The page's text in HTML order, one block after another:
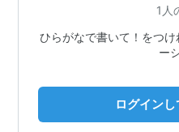
1人
ひらがなで書いて！をつ
ー
ログイン